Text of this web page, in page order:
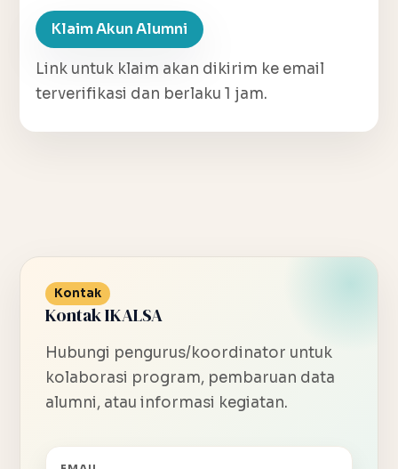
Klaim Akun Alumni
Link untuk klaim akan dikirim ke email
terverifikasi dan berlaku 1 jam.
Kontak
Kontak IKALSA
Hubungi pengurus/koordinator untuk
kolaborasi program, pembaruan data
alumni, atau informasi kegiatan.